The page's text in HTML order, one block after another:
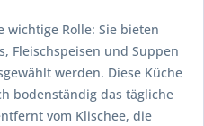
wichtige Rolle: Sie bieten
Fleischspeisen und Suppen
werden. Diese Küche
bodenständig das tägliche
vom Klischee, die